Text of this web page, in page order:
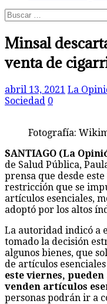
Buscar:
Minsal
venta de
abril 13, 2021 La
Sociedad 0
Fotografía:
SANTIAGO (La
de Salud Pública,
prensa que desde
restricción que se
artículos esenciales,
adoptó por los altos
La autoridad indicó a
tomado la decisión
algunos bienes, que
de artículos
este viernes,
venden artículos
personas podrán ir a